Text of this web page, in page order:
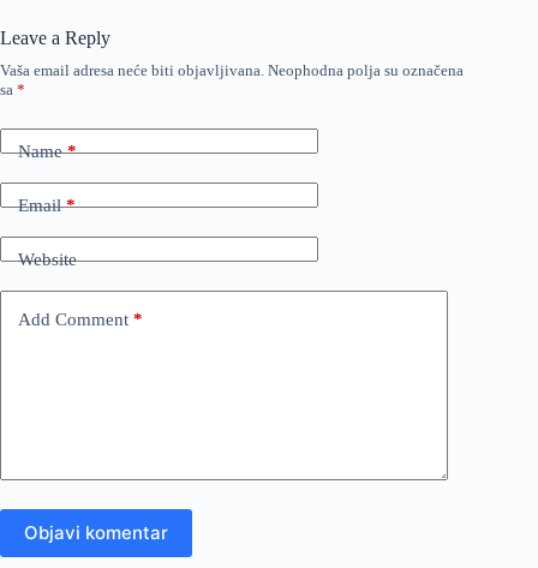
Leave a Reply
Vaša email adresa neće biti objavljivana. Neophodna polja su označena
sa *
Name*
Email*
Website
Add Comment *
Objavi komentar